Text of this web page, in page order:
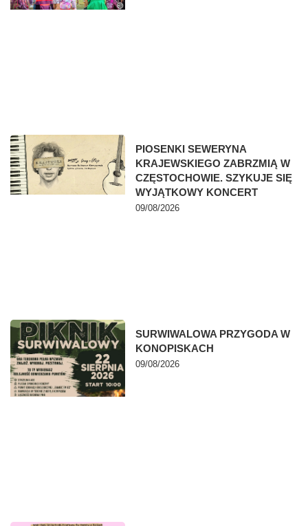
PIOSENKI SEWERYNA
KRAJEWSKIEGO ZABRZMIĄ W
CZĘSTOCHOWIE. SZYKUJE SIĘ
WYJĄTKOWY KONCERT
09/08/2026
SURWIWALOWA PRZYGODA W
KONOPISKACH
09/08/2026